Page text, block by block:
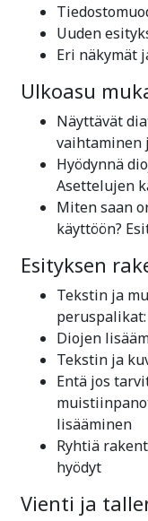
Uuden
Eri näkymät
Ulkoasu
Näyttävät
vaihtaminen
Hyödynnä
Asettelujen
Miten saan
käyttöön?
Esityksen
Tekstin ja
Diojen
Tekstin ja
Entä jos
lisääminen
Ryhtiä
hyödyt
Vienti ja